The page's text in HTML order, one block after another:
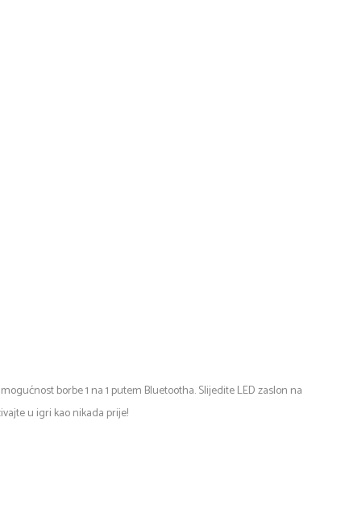
borbe 1 na 1 putem Bluetootha. Slijedite LED zaslon na
u igri kao nikada prije!